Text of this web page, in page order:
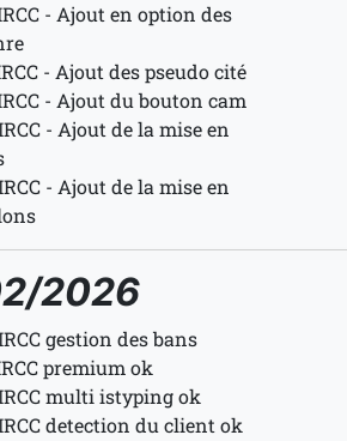
- Ajout en option des
- Ajout des pseudo cité
- Ajout du bouton cam
- Ajout de la mise en
- Ajout de la mise en
2026
gestion des bans
premium ok
multi istyping ok
detection du client ok